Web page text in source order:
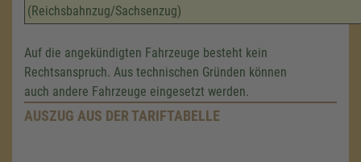
(Reichsbahnzug/Sachsenzug)
Auf die angekündigten Fahrzeuge besteht kein
Rechtsanspruch. Aus technischen Gründen können
auch andere Fahrzeuge eingesetzt werden.
AUSZUG AUS DER TARIFTABELLE